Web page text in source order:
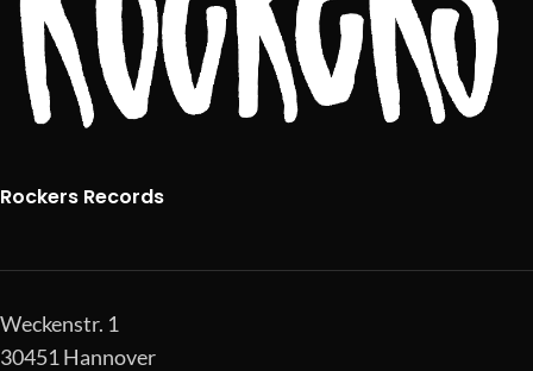
Rockers Records
Weckenstr. 1
30451 Hannover